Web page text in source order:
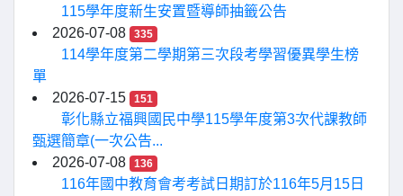
115學年度新生安置暨導師抽籤公告
2026-07-08
335
114學年度第二學期第三次段考學習優異學生榜
單
2026-07-15
151
彰化縣立福興國民中學115學年度第3次代課教師
甄選簡章(一次公告...
2026-07-08
136
116年國中教育會考考試日期訂於116年5月15日